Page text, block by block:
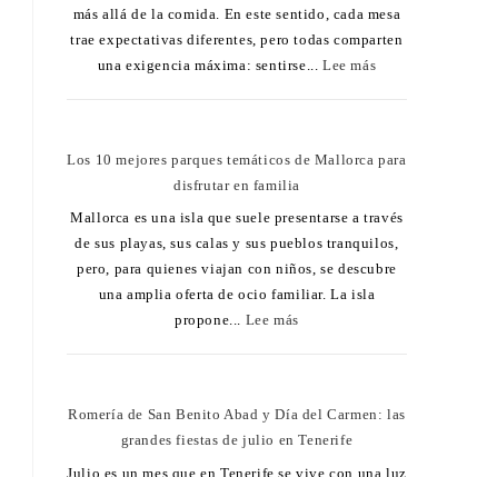
más allá de la comida. En este sentido, cada mesa
trae expectativas diferentes, pero todas comparten
una exigencia máxima: sentirse...Lee más
Los 10 mejores parques temáticos de Mallorca para
disfrutar en familia
Mallorca es una isla que suele presentarse a través
de sus playas, sus calas y sus pueblos tranquilos,
pero, para quienes viajan con niños, se descubre
una amplia oferta de ocio familiar. La isla
propone... Lee más
Romería de San Benito Abad y Día del Carmen: las
grandes fiestas de julio en Tenerife
Julio es un mes que en Tenerife se vive con una luz